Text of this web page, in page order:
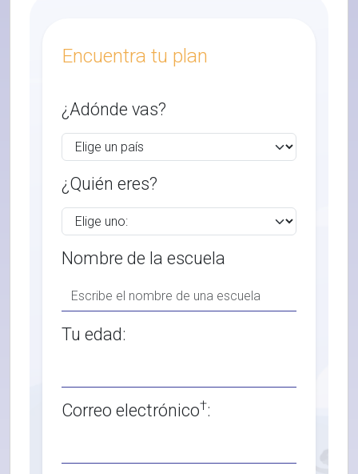
Encuentra tu plan
¿Adónde vas?
¿Quién eres?
Nombre de la escuela
Tu edad:
Correo electrónico†: